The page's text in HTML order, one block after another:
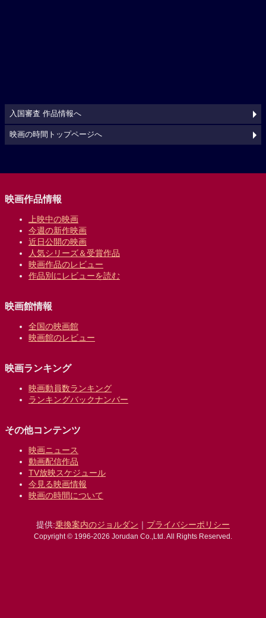
入国審査 作品情報へ
映画の時間トップページへ
映画作品情報
上映中の映画
今週の新作映画
近日公開の映画
人気シリーズ＆受賞作品
映画作品のレビュー
作品別にレビューを読む
映画館情報
全国の映画館
映画館のレビュー
映画ランキング
映画動員数ランキング
ランキングバックナンバー
その他コンテンツ
映画ニュース
動画配信作品
TV放映スケジュール
今見る映画情報
映画の時間について
提供:乗換案内のジョルダン ｜ プライバシーポリシー
Copyright © 1996-2026 Jorudan Co.,Ltd. All Rights Reserved.